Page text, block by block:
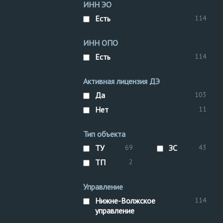
на здания и
технологических
ИНН ЭО
Есть
114
ИНН ОПО
Есть
114
Активная лицензия ДЭ
Да
103
Нет 11
Тип объекта
ТУ
69 ЗС 43
ТП 2
Управление
Нижне-Волжское
управление
114